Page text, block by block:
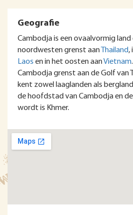
Geografie
Cambodja is een ovaalvormig
noordwesten grenst aan
Thailand,
Laos en in het oosten aanVietnam
Cambodja grenst aan de Golf van
kent zowel laaglanden als
de hoofdstad van Cambodja en
wordt is Khmer.